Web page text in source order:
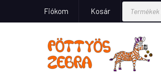
Fiókom Kosár